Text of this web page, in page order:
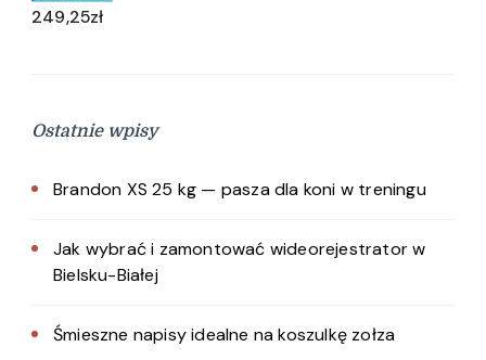
249,25zł
Ostatnie wpisy
Brandon XS 25 kg — pasza dla koni w treningu
Jak wybrać i zamontować wideorejestrator w
Bielsku-Białej
Śmieszne napisy idealne na koszulkę zołza